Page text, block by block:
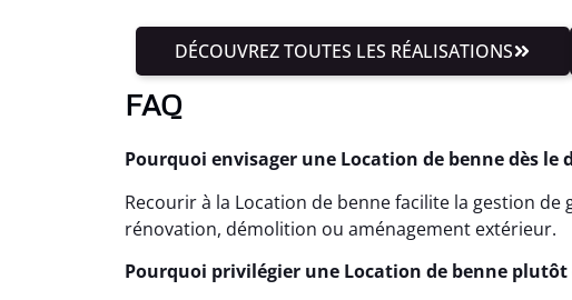
DÉCOUVREZ TOUTES LES RÉALISATIONS
FAQ
Pourquoi envisager une Location de benne dès le
Recourir à la Location de benne facilite la gestion
rénovation, démolition ou aménagement extérieur.
Pourquoi privilégier une Location de benne